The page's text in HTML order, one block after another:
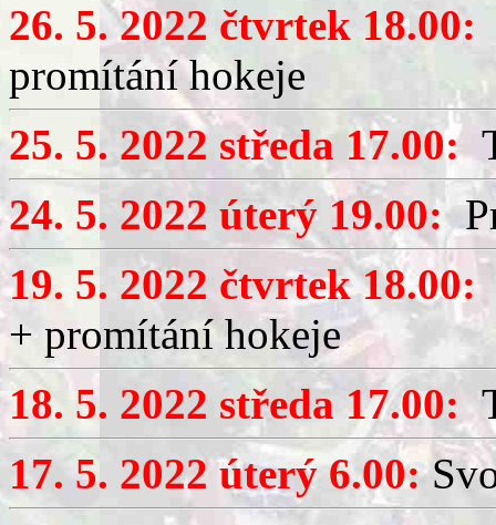
26. 5. 2022 čtvrtek 18.00:
promítání hokeje
25. 5. 2022 středa 17.00:
24. 5. 2022 úterý 19.00:
19. 5. 2022 čtvrtek 18.00:
+ promítání hokeje
18. 5. 2022 středa 17.00:
17. 5. 2022 úterý 6.00: